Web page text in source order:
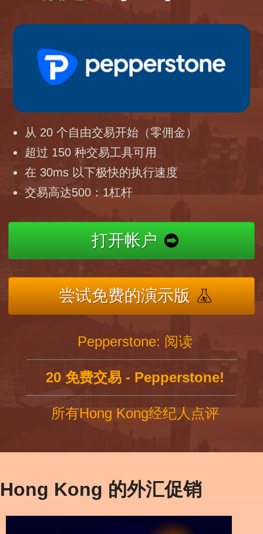
从 20 个自由交易开始（零佣金）
超过 150 种交易工具可用
在 30ms 以下极快的执行速度
交易高达500：1杠杆
打开帐户
尝试免费的演示版
Pepperstone: 阅读
20 免费交易 - Pepperstone!
所有Hong Kong经纪人点评
Hong Kong 的外汇促销